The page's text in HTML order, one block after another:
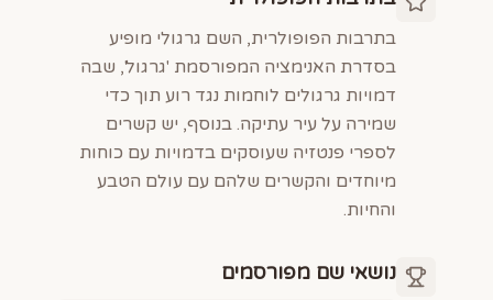
בתרבות הפופולרית, השם גרגולי מופיע
בסדרת האנימציה המפורסמת 'גרגול', שבה
דמויות גרגולים לוחמות נגד רוע תוך כדי
שמירה על עיר עתיקה. בנוסף, יש קשרים
לספרי פנטזיה שעוסקים בדמויות עם כוחות
מיוחדים והקשרים שלהם עם עולם הטבע
והחיות.
נושאי שם מפורסמים